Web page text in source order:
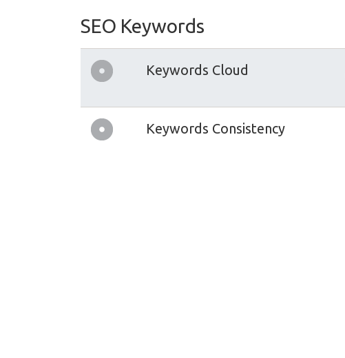
SEO Keywords
Keywords Cloud
Keywords Consistency